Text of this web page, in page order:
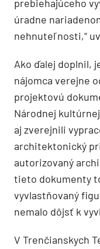
prebiehajúceho
úradne
nehnuteľnosti,“
Ako ďalej doplnil,
nájomca verejne
projektovú
Národnej
aj zverejnili
architektonický
autorizovaný
tieto dokumenty
vyvlastňovaný
nemalo dôjsť k
V Trenčianskych